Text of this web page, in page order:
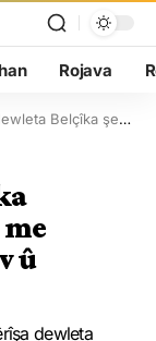
Rojava
kir: Divê gelê me demildest bikeve nav liv û tevgerê
û
dewleta